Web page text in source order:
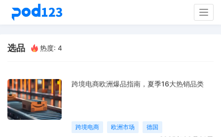
选品 热度: 4
跨境电商欧洲爆品指南，夏季16大热销品类
跨境电商 欧洲市场 德国